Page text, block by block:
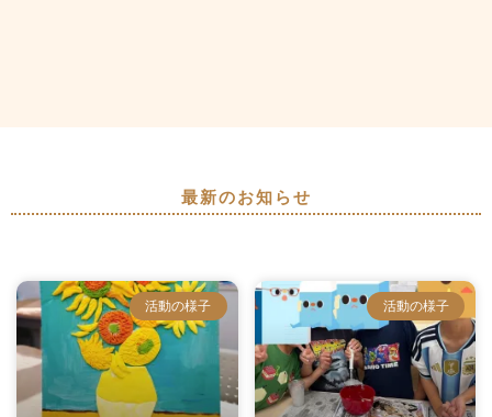
最新のお知らせ
活動の様子 活動の様子